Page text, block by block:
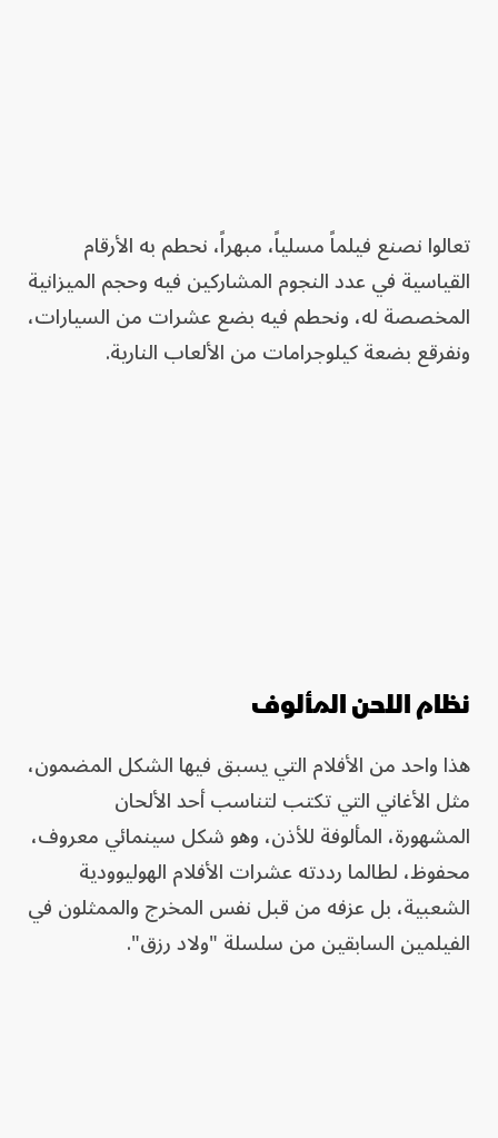
تعالوا نصنع فيلماً مسلياً، مبهراً، نحطم به الأرقام
القياسية في عدد النجوم المشاركين فيه وحجم الميزانية
المخصصة له، ونحطم فيه بضع عشرات من السيارات،
ونفرقع بضعة كيلوجرامات من الألعاب النارية.
نظام اللحن المألوف
هذا واحد من الأفلام التي يسبق فيها الشكل المضمون،
مثل الأغاني التي تكتب لتناسب أحد الألحان
المشهورة، المألوفة للأذن، وهو شكل سينمائي معروف،
محفوظ، لطالما رددته عشرات الأفلام الهوليوودية
الشعبية، بل عزفه من قبل نفس المخرج والممثلون في
الفيلمين السابقين من سلسلة "ولاد رزق".